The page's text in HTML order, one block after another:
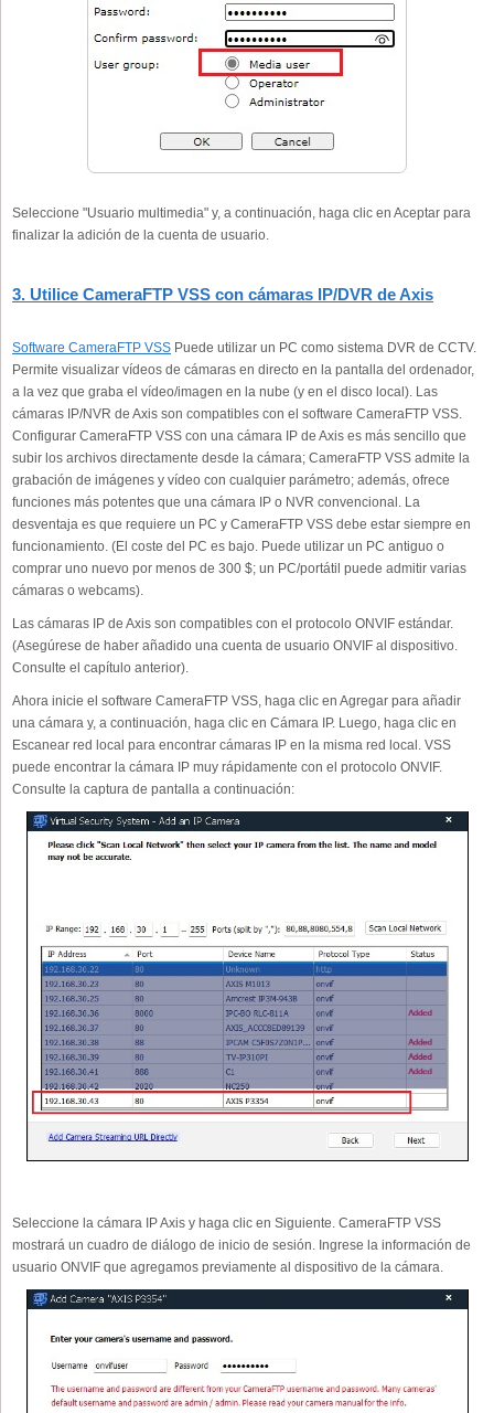
Seleccione "Usuario multimedia" y, a continuación, haga clic en Aceptar para
finalizar la adición de la cuenta de usuario.
3. Utilice CameraFTP VSS con cámaras IP/DVR de Axis
Software CameraFTP VSS Puede utilizar un PC como sistema DVR de CCTV.
Permite visualizar vídeos de cámaras en directo en la pantalla del ordenador,
a la vez que graba el vídeo/imagen en la nube (y en el disco local). Las
cámaras IP/NVR de Axis son compatibles con el software CameraFTP VSS.
Configurar CameraFTP VSS con una cámara IP de Axis es más sencillo que
subir los archivos directamente desde la cámara; CameraFTP VSS admite la
grabación de imágenes y vídeo con cualquier parámetro; además, ofrece
funciones más potentes que una cámara IP o NVR convencional. La
desventaja es que requiere un PC y CameraFTP VSS debe estar siempre en
funcionamiento. (El coste del PC es bajo. Puede utilizar un PC antiguo o
comprar uno nuevo por menos de 300 $; un PC/portátil puede admitir varias
cámaras o webcams).
Las cámaras IP de Axis son compatibles con el protocolo ONVIF estándar.
(Asegúrese de haber añadido una cuenta de usuario ONVIF al dispositivo.
Consulte el capítulo anterior).
Ahora inicie el software CameraFTP VSS, haga clic en Agregar para añadir
una cámara y, a continuación, haga clic en Cámara IP. Luego, haga clic en
Escanear red local para encontrar cámaras IP en la misma red local. VSS
puede encontrar la cámara IP muy rápidamente con el protocolo ONVIF.
Consulte la captura de pantalla a continuación:
Seleccione la cámara IP Axis y haga clic en Siguiente. CameraFTP VSS
mostrará un cuadro de diálogo de inicio de sesión. Ingrese la información de
usuario ONVIF que agregamos previamente al dispositivo de la cámara.